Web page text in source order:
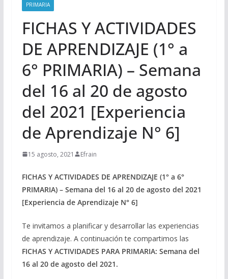
PRIMARIA
FICHAS Y ACTIVIDADES
DE APRENDIZAJE (1° a
6° PRIMARIA) – Semana
del 16 al 20 de agosto
del 2021 [Experiencia
de Aprendizaje N° 6]
15 agosto, 2021 Efrain
FICHAS Y ACTIVIDADES DE APRENDIZAJE (1° a 6°
PRIMARIA) – Semana del 16 al 20 de agosto del 2021
[Experiencia de Aprendizaje N° 6]
Te invitamos a planificar y desarrollar las experiencias
de aprendizaje. A continuación te compartimos las
FICHAS Y ACTIVIDADES PARA PRIMARIA: Semana del
16 al 20 de agosto del 2021.